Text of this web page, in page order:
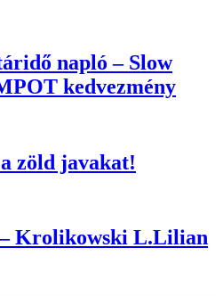
napló – Slow
kedvezmény
zöld javakat!
Krolikowski L.Lilian